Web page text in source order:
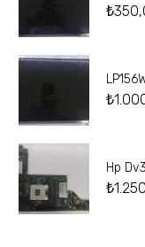
₺
₺
Hp
₺